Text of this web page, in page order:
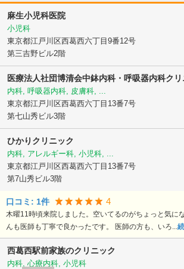
麻生小児科医院
小児科
東京都江戸川区西葛西六丁目9番12号
第三吉野ビル2階
医療法人社団博清会中鉢内科・呼吸器内科クリ
内科, 呼吸器内科, 皮膚科, ...
東京都江戸川区西葛西六丁目13番7号
第七山秀ビル3階
ひかりクリニック
内科, アレルギー科, 小児科, ...
東京都江戸川区西葛西六丁目13番7号
第7山秀ビル3階
口コミ: 1件 4
木曜11時頃来院しました。空いてるのがちょっと気に
んも医師も丁寧で良かったです。 医師の方も、いろ...
西葛西駅前家族のクリニック
内科, 心療内科, 小児科